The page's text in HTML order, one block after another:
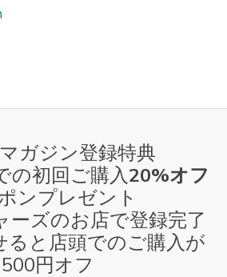
ガジン登録特典
の初回ご購入 20%オフ
ンプレゼント
ーズのお店で登録完了
ると店頭でのご購入が
500円オフ